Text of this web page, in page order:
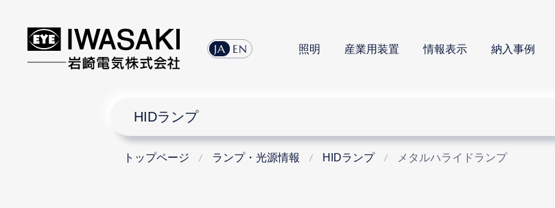
JA EN 照明 産業用装置 情報表示 納入事例
HIDランプ
トップページ ランプ・光源情報 HIDランプ メタルハライドランプ
menu